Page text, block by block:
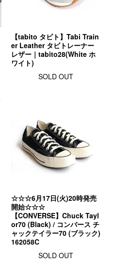
【tabito タビト】Tabi Train
er Leather タビトレーナー
レザー｜tabito28(White ホ
ワイト)
SOLD OUT
☆☆☆6月17日(火)20時発売
開始☆☆☆
【CONVERSE】Chuck Tayl
or70 (Black) / コンバース チ
ャックテイラー70 (ブラック)
162058C
SOLD OUT